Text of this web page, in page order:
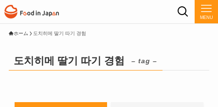
MENU
ホーム 도치히메 딸기 따기 경험
도치히메 딸기 따기 경험 – tag –